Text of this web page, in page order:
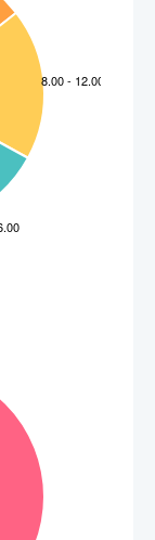
pred dečki.
odraslega, pri
z odraslimi.
še težave pri
in kompleksni.